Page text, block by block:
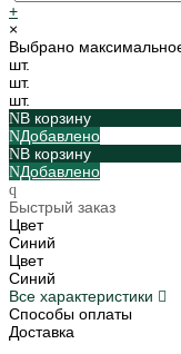
+
×
Выбрано
шт.
шт.
шт.
В корзину
Добавлено
В корзину
Добавлено
Быстрый заказ
Цвет
Синий
Цвет
Синий
Все характеристики
Способы оплаты
Доставка